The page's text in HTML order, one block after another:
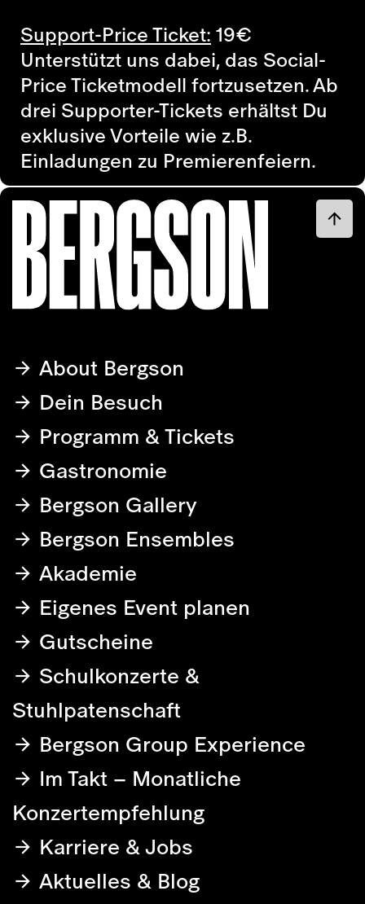
Support-Price Ticket:19€
Unterstützt uns dabei, das Social-
Price Ticketmodell fortzusetzen. Ab
drei Supporter-Tickets erhältst Du
exklusive Vorteile wie z.B.
Einladungen zu Premierenfeiern.
About Bergson
Dein Besuch
Programm & Tickets
Gastronomie
Bergson Gallery
Bergson Ensembles
Akademie
Eigenes Event planen
Gutscheine
Schulkonzerte &
Stuhlpatenschaft
Bergson Group Experience
Im Takt – Monatliche
Konzertempfehlung
Karriere & Jobs
Aktuelles & Blog